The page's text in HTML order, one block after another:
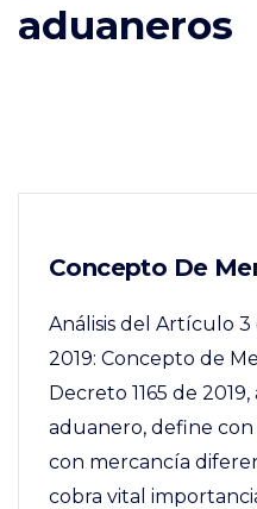
aduaneros
Concepto De
Análisis del Artículo 3
2019: Concepto de
Decreto 1165 de
aduanero, define
con mercancía
cobra vital